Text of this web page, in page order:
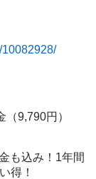
9,790円）
も込み！1年間
得！